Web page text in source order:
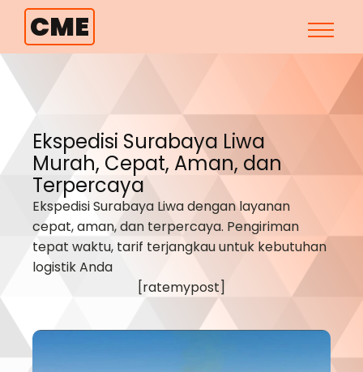
CME
Ekspedisi Surabaya Liwa
Murah, Cepat, Aman, dan
Terpercaya
Ekspedisi Surabaya Liwadengan layanan
cepat, aman, dan terpercaya. Pengiriman
tepat waktu, tarif terjangkau untuk kebutuhan
logistik Anda
[ratemypost]